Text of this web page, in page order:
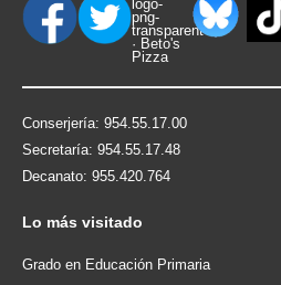
Conserjería: 954.55.17.00
Secretaría: 954.55.17.48
Decanato: 955.420.764
Lo más visitado
Grado en Educación Primaria